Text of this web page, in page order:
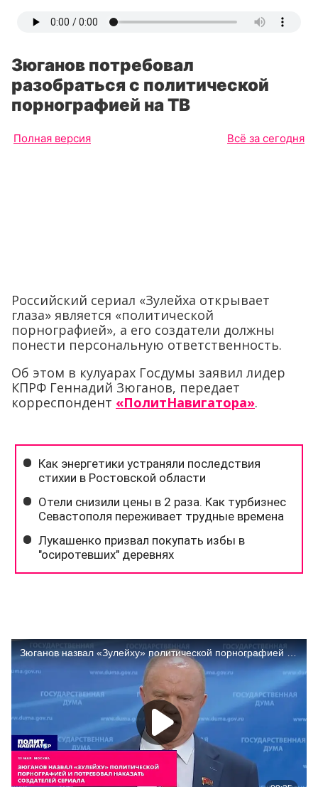
Зюганов потребовал
разобраться с политической
порнографией на ТВ
Полная версия Всё за сегодня
Российский сериал «Зулейха открывает
глаза» является «политической
порнографией», а его создатели должны
понести персональную ответственность.
Об этом в кулуарах Госдумы заявил лидер
КПРФ Геннадий Зюганов, передает
корреспондент «ПолитНавигатора».